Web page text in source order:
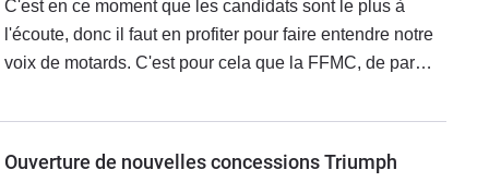
C'est en ce moment que les candidats sont le plus à
l'écoute, donc il faut en profiter pour faire entendre notre
voix de motards. C'est pour cela que la FFMC, de par
appelle à la mobilisation de chacun.
Ouverture de nouvelles concessions Triumph